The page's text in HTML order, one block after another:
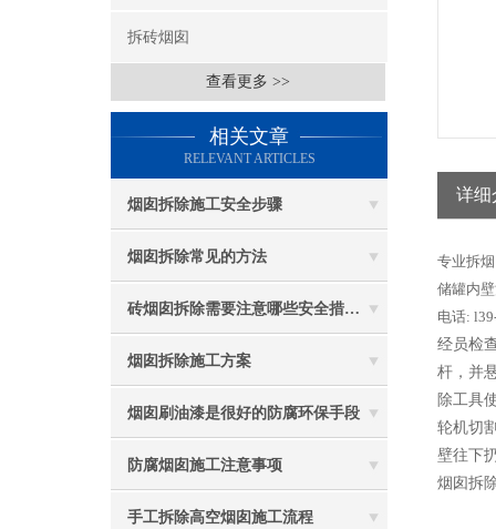
拆砖烟囱
查看更多 >>
相关文章
RELEVANT ARTICLES
烟囱拆除施工安全步骤
烟囱拆除常见的方法
砖烟囱拆除需要注意哪些安全措施？
烟囱拆除施工方案
烟囱刷油漆是很好的防腐环保手段
防腐烟囱施工注意事项
手工拆除高空烟囱施工流程
详细
专业拆
储罐内
电话:
经员检
杆，并
除工具
轮机切
壁往下
烟囱拆